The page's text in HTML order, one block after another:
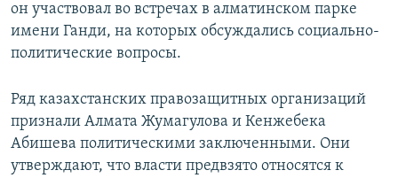
он участвовал во встречах в алматинском парке
имени Ганди, на которых обсуждались социально-
политические вопросы.
Ряд казахстанских правозащитных организаций
признали Алмата Жумагулова и Кенжебека
Абишева политическими заключенными. Они
утверждают, что власти предвзято относятся к